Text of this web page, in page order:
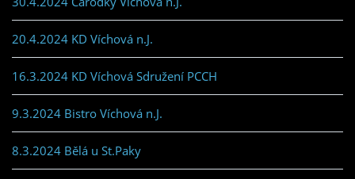
20.4.2024 KD Víchová n.J.
16.3.2024 KD Víchová Sdružení PCCH
9.3.2024 Bistro Víchová n.J.
8.3.2024 Bělá u St.Paky